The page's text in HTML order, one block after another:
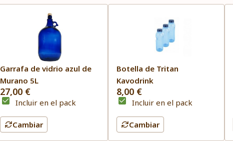
Garrafa de vidrio azul de
Murano 5L
27,00 €
Incluir en el pack
Cambiar
Botella de Tritan
Kavodrink
8,00 €
Incluir en el pack
Cambiar